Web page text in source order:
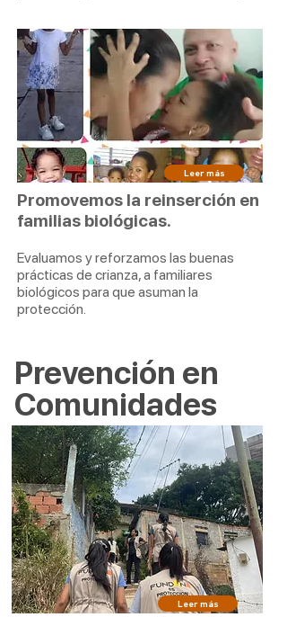
Leer más
Programa “CUIDA”
Promovemos la reinserción en
familias biológicas.
Evaluamos y reforzamos las buenas
prácticas de crianza, a familiares
biológicos para que asuman la
protección.
Prevención en
Comunidades
Leer más